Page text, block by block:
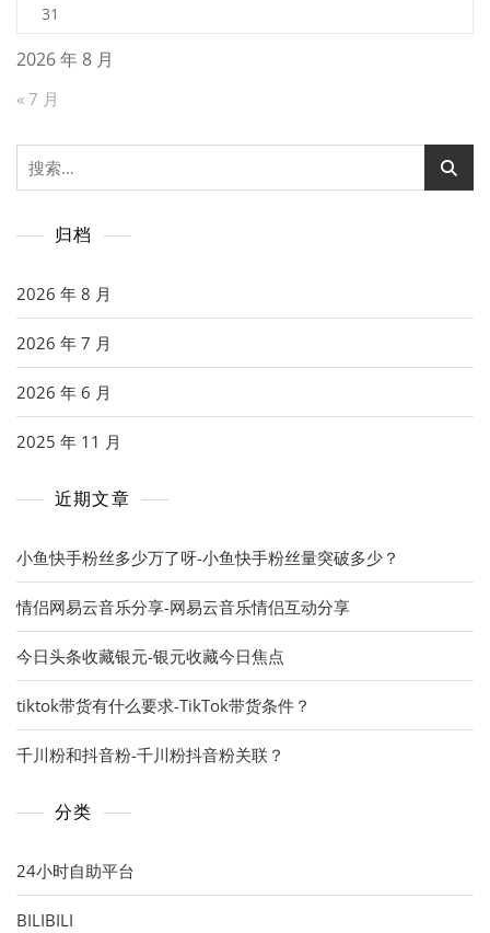
2026 年 8 月
31
« 7 月
搜
索：
归档
2026 年 8 月
2026 年 7 月
2026 年 6 月
2025 年 11 月
近期文章
小鱼快手粉丝多少万了呀-小鱼快手粉丝量突破多少？
情侣网易云音乐分享-网易云音乐情侣互动分享
今日头条收藏银元-银元收藏今日焦点
tiktok带货有什么要求-TikTok带货条件？
千川粉和抖音粉-千川粉抖音粉关联？
分类
24小时自助平台
BILIBILI